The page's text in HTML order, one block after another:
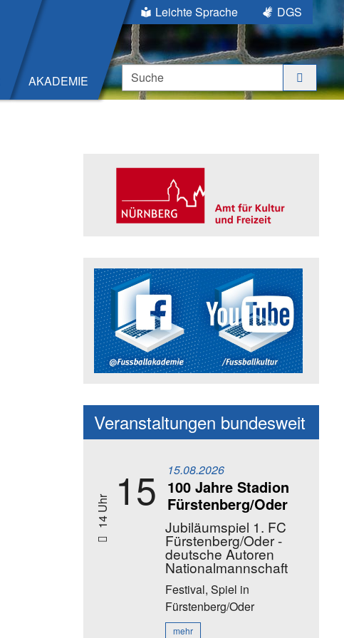
AKADEMIE
Leichte Sprache
DGS
Suche
Social Media Kanäle der
Veranstaltungen bundesweit
14 Uhr 15 15.08.2026
100 Jahre Stadion
Fürstenberg/Oder
Jubiläumspiel 1. FC
Fürstenberg/Oder -
deutsche Autoren
Nationalmannschaft
Festival, Spiel in
Fürstenberg/Oder
mehr